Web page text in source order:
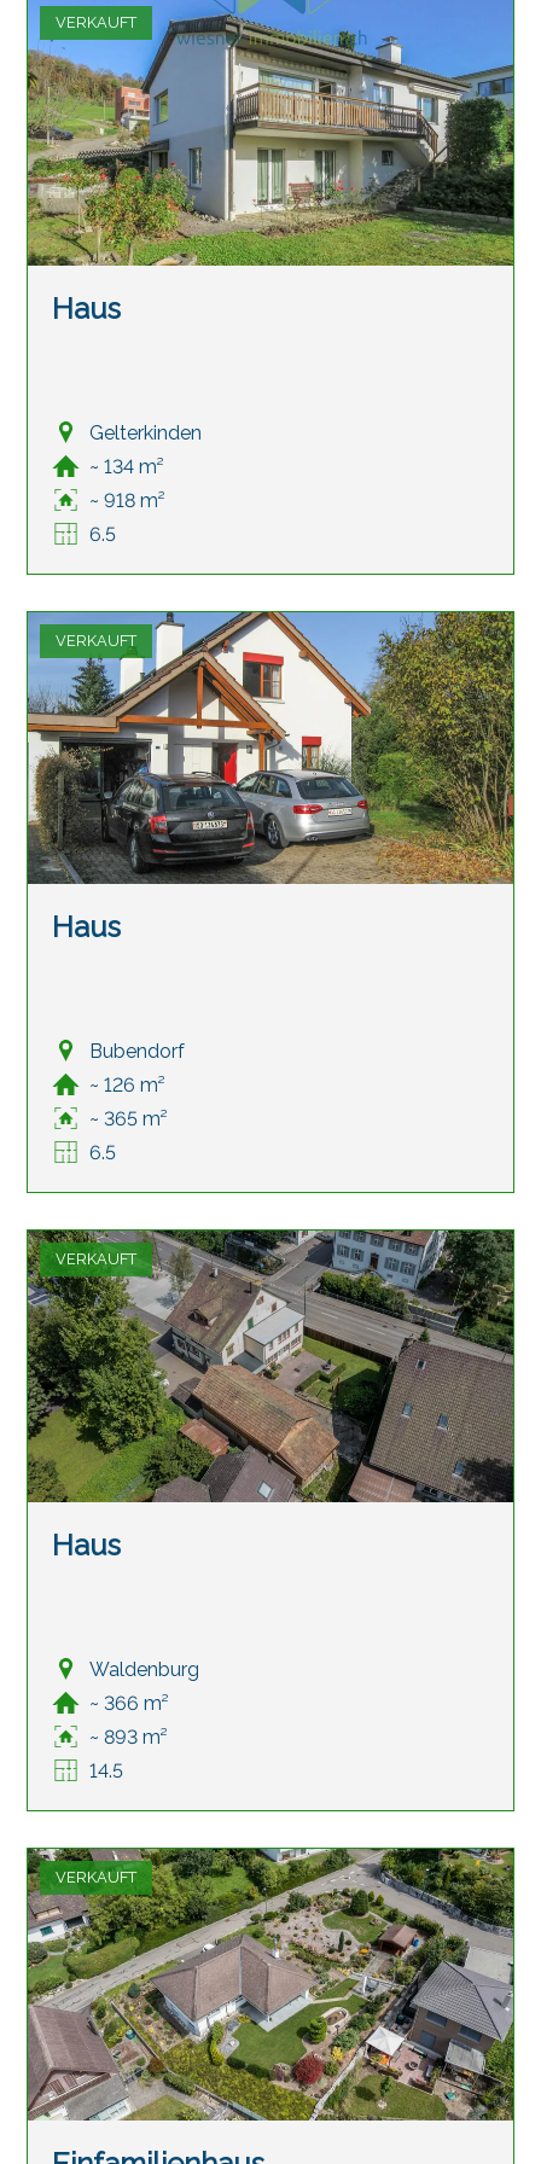
VERKAUFT
Haus
Gelterkinden
~ 134 m²
~ 918 m²
6.5
VERKAUFT
Haus
Bubendorf
~ 126 m²
~ 365 m²
6.5
VERKAUFT
Haus
Waldenburg
~ 366 m²
~ 893 m²
14.5
VERKAUFT